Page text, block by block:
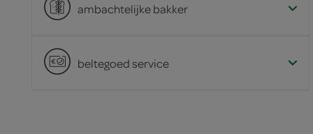
ambachtelijke bakker
beltegoed service